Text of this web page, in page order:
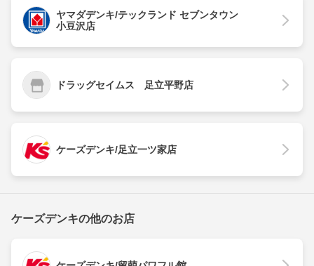
ヤマダデンキ/テックランド セブンタウン
小豆沢店
ドラッグセイムス 足立平野店
ケーズデンキ/足立一ツ家店
ケーズデンキの他のお店